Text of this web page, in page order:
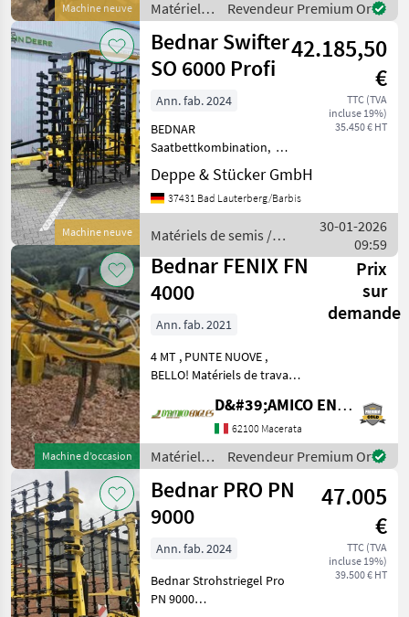
Machine neuve
Matériels
Matériels
de travail
du sol /
Bednar
Revendeur Premium Or
Machine neuve
Bednar Swifter
SO 6000 Profi
42.185,50
€
TTC (TVA
incluse 19%)
35.450 € HT
Ann. fab. 2024
BEDNAR
Saatbettkombination,
Swifter SO 6000 Profi,
Aufgesattelt mit Fahrwerk,
Unterlenkeranhängung
hydr. Klappung,
Arbeitsbreite 6m, P
Deppe & Stücker GmbH
37431 Bad Lauterberg/Barbis
Matériels de semis /
Bednar
30-01-2026
09:59
Machine d’occasion
Bednar FENIX FN
4000
Prix
sur
demande
Ann. fab. 2021
4 MT , PUNTE NUOVE ,
BELLO! Matériels de travail
D&#39;AMICO ENGLES SRL
62100 Macerata
Matériels
de travail
du sol /
Bednar
Revendeur Premium Or
Bednar PRO PN
9000
47.005
€
TTC (TVA
incluse 19%)
39.500 € HT
Ann. fab. 2024
Bednar Strohstriegel Pro
PN 9000